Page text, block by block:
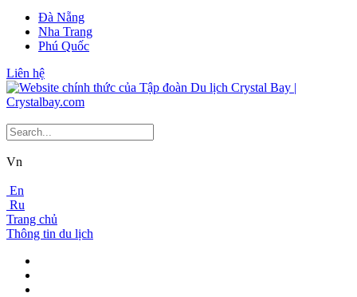
Đà Nẵng
Nha Trang
Phú Quốc
Liên hệ
Vn
En
Ru
Trang chủ
Thông tin du lịch